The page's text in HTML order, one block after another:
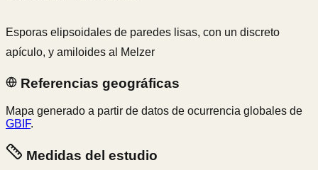
Esporas elipsoidales de paredes lisas, con un discreto
apículo, y amiloides al Melzer
Referencias geográficas
Mapa generado a partir de datos de ocurrencia globales de
GBIF.
Medidas del estudio